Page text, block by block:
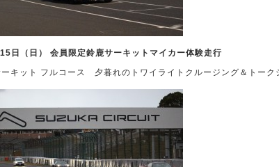
日（日） 会員限定鈴鹿サーキットマイカー体験走行
キット フルコース 夕暮れのトワイライトクルージング＆トーク